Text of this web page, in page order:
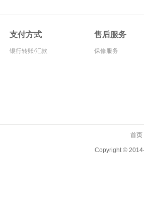
支付方式
银行转账/汇款
售后服务
保修服务
首页
Copyright ©